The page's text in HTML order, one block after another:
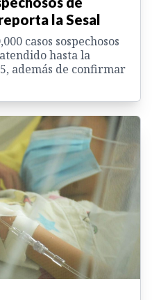
la Sesal
casos sospechosos
hasta la
además de confirmar